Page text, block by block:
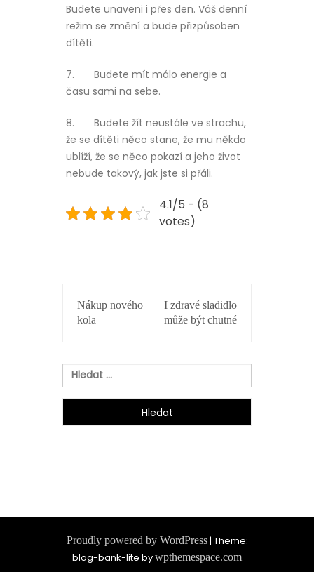
Budete unaveni i přes den. Váš denní
režim se změní a bude přizpůsoben
dítěti.
7.
Budete mít málo energie a
času sami na sebe.
8.
Budete žít neustále ve strachu,
že se dítěti něco stane, že mu někdo
ublíží, že se něco pokazí a jeho život
nebude takový, jak jste si přáli.
4.1/5 - (8
votes)
PRO
PŘÍSPĚVEK
Nákup nového
kola
I zdravé sladidlo
může být chutné
Vyhledávání
Proudly powered by WordPress | Theme:
blog-bank-lite bywpthemespace.com